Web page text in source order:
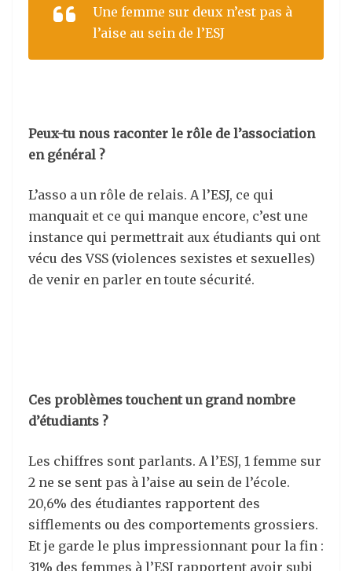
Une femme sur deux n’est pas à
l’aise au sein de l’ESJ
Peux-tu nous raconter le rôle de l’association
en général ?
L’asso a un rôle de relais. A l’ESJ, ce qui
manquait et ce qui manque encore, c’est une
instance qui permettrait aux étudiants qui ont
vécu des VSS (violences sexistes et sexuelles)
de venir en parler en toute sécurité.
Ces problèmes touchent un grand nombre
d’étudiants ?
Les chiffres sont parlants. A l’ESJ, 1 femme sur
2 ne se sent pas à l’aise au sein de l’école.
20,6% des étudiantes rapportent des
sifflements ou des comportements grossiers.
Et je garde le plus impressionnant pour la fin :
31% des femmes à l’ESJ rapportent avoir subi